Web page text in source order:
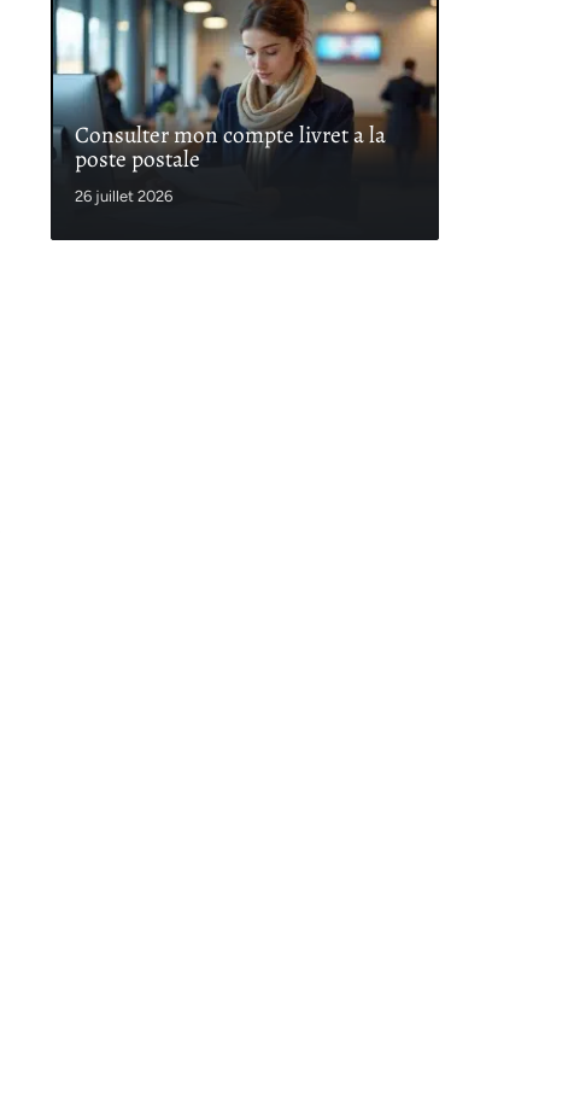
Consulter mon compte livret a la
poste postale
26 juillet 2026